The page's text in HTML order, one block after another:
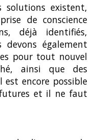
existent,
de conscience
déjà identifiés,
également
pour tout nouvel
ainsi que des
encore possible
et il ne faut